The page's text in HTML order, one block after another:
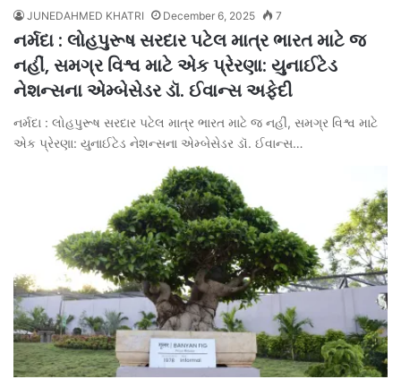
JUNEDAHMED KHATRI December 6, 2025 7
નર્મદા : લોહપુરૂષ સરદાર પટેલ માત્ર ભારત માટે જ
નહીં, સમગ્ર વિશ્વ માટે એક પ્રેરણા: યુનાઈટેડ
નેશન્સના એમ્બેસેડર ડૉ. ઈવાન્સ અફેદી
નર્મદા : લોહપુરૂષ સરદાર પટેલ માત્ર ભારત માટે જ નહીં, સમગ્ર વિશ્વ માટે
એક પ્રેરણા: યુનાઈટેડ નેશન્સના એમ્બેસેડર ડૉ. ઈવાન્સ…